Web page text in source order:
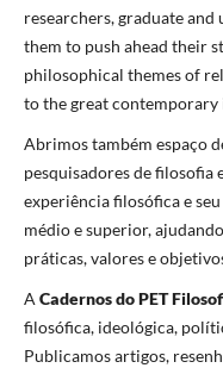
researchers, graduate
them to push ahead their
philosophical themes of
to the great
Abrimos também espaço
pesquisadores de filosofia
experiência filosófica e
médio e superior,
práticas, valores e
A Cadernos do PET
filosófica, ideológica,
Publicamos artigos,